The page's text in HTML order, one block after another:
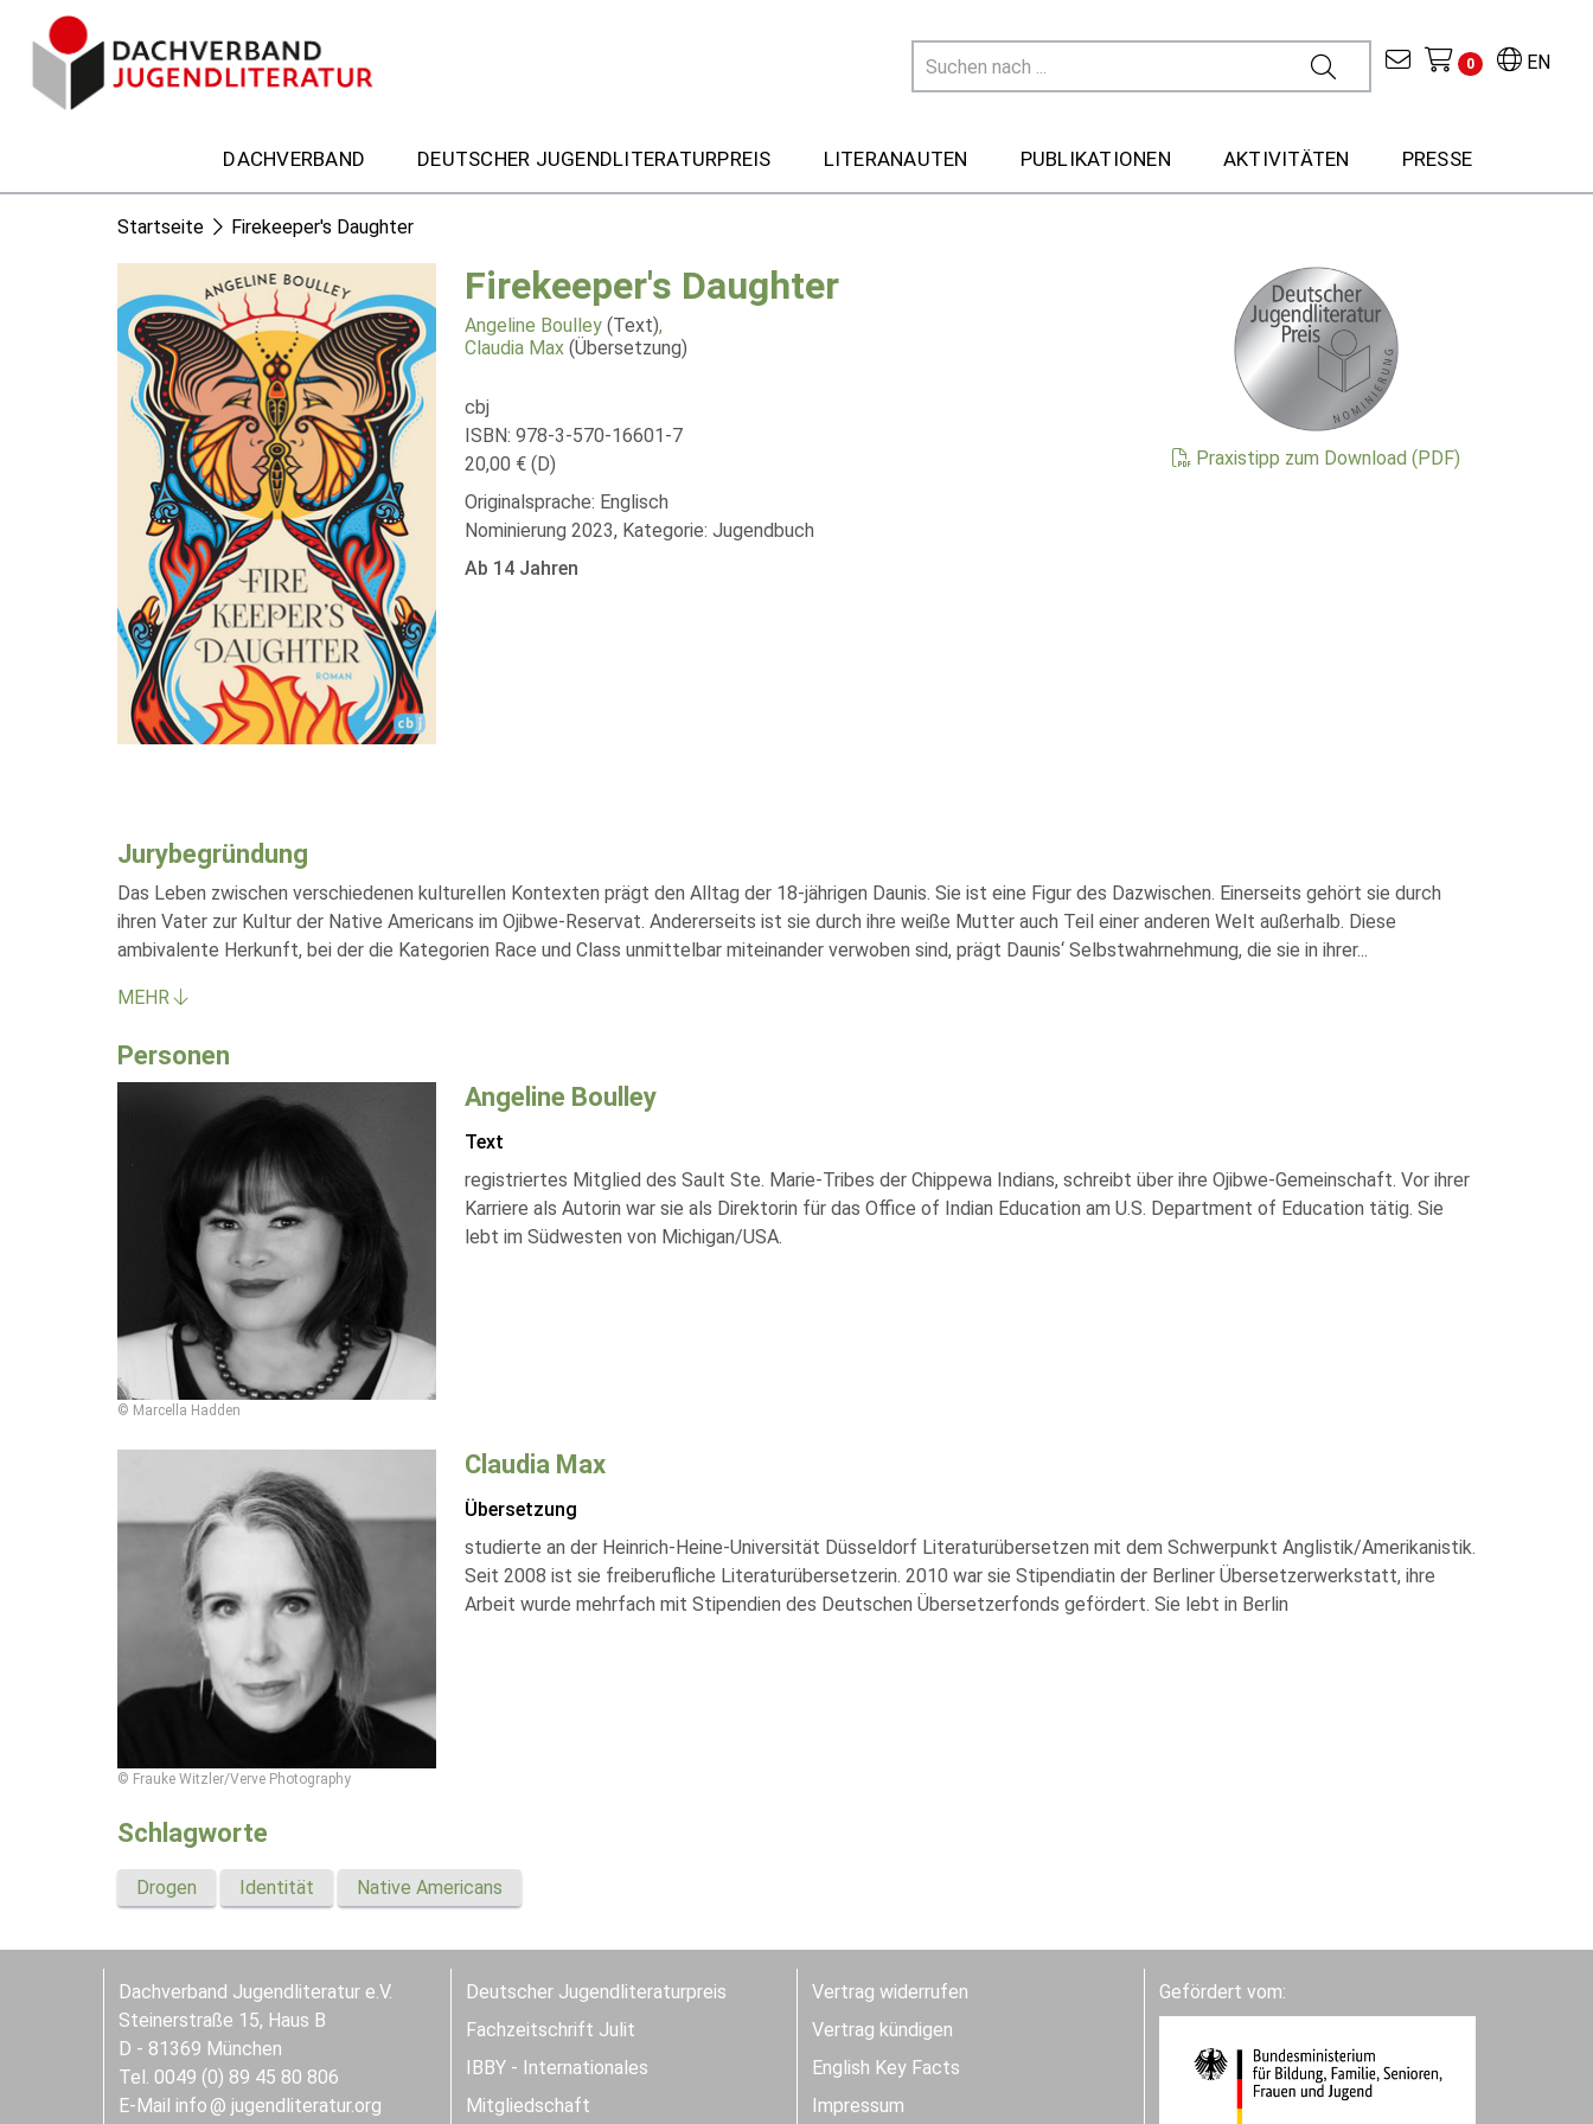
EN
0
DACHVERBAND DEUTSCHER JUGENDLITERATURPREIS LITERANAUTEN PUBLIKATIONEN AKTIVITÄTEN PRESSE
Startseite Firekeeper's Daughter
Firekeeper's Daughter
Angeline Boulley (Text),
Claudia Max (Übersetzung)
cbj
ISBN: 978-3-570-16601-7
20,00 € (D)
Originalsprache: Englisch
Nominierung 2023, Kategorie: Jugendbuch
Ab 14 Jahren
Praxistipp zum Download (PDF)
Jurybegründung
Das Leben zwischen verschiedenen kulturellen Kontexten prägt den Alltag der 18-jährigen Daunis. Sie ist eine Figur des Dazwischen. Einerseits gehört sie durch
ihren Vater zur Kultur der Native Americans im Ojibwe-Reservat. Andererseits ist sie durch ihre weiße Mutter auch Teil einer anderen Welt außerhalb. Diese
ambivalente Herkunft, bei der die Kategorien Race und Class unmittelbar miteinander verwoben sind, prägt Daunis‘ Selbstwahrnehmung, die sie in ihrer...
MEHR
Personen
© Marcella Hadden
Angeline Boulley
Text
registriertes Mitglied des Sault Ste. Marie-Tribes der Chippewa Indians, schreibt über ihre Ojibwe-Gemeinschaft. Vor ihrer
Karriere als Autorin war sie als Direktorin für das Office of Indian Education am U.S. Department of Education tätig. Sie
lebt im Südwesten von Michigan/USA.
© Frauke Witzler/Verve Photography
Claudia Max
Übersetzung
studierte an der Heinrich-Heine-Universität Düsseldorf Literaturübersetzen mit dem Schwerpunkt Anglistik/Amerikanistik.
Seit 2008 ist sie freiberufliche Literaturübersetzerin. 2010 war sie Stipendiatin der Berliner Übersetzerwerkstatt, ihre
Arbeit wurde mehrfach mit Stipendien des Deutschen Übersetzerfonds gefördert. Sie lebt in Berlin
Schlagworte
Drogen Identität Native Americans
Dachverband Jugendliteratur e.V.
Steinerstraße 15, Haus B
D - 81369 München
Tel. 0049 (0) 89 45 80 806
E-Mail info jugendliteratur.org
Deutscher Jugendliteraturpreis
Fachzeitschrift Julit
IBBY - Internationales
Mitgliedschaft
Vertrag widerrufen
Vertrag kündigen
English Key Facts
Impressum
Gefördert vom: